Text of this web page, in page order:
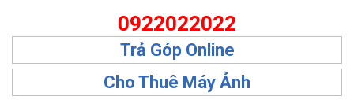
0922022022
Trả Góp Online
Cho Thuê Máy Ảnh